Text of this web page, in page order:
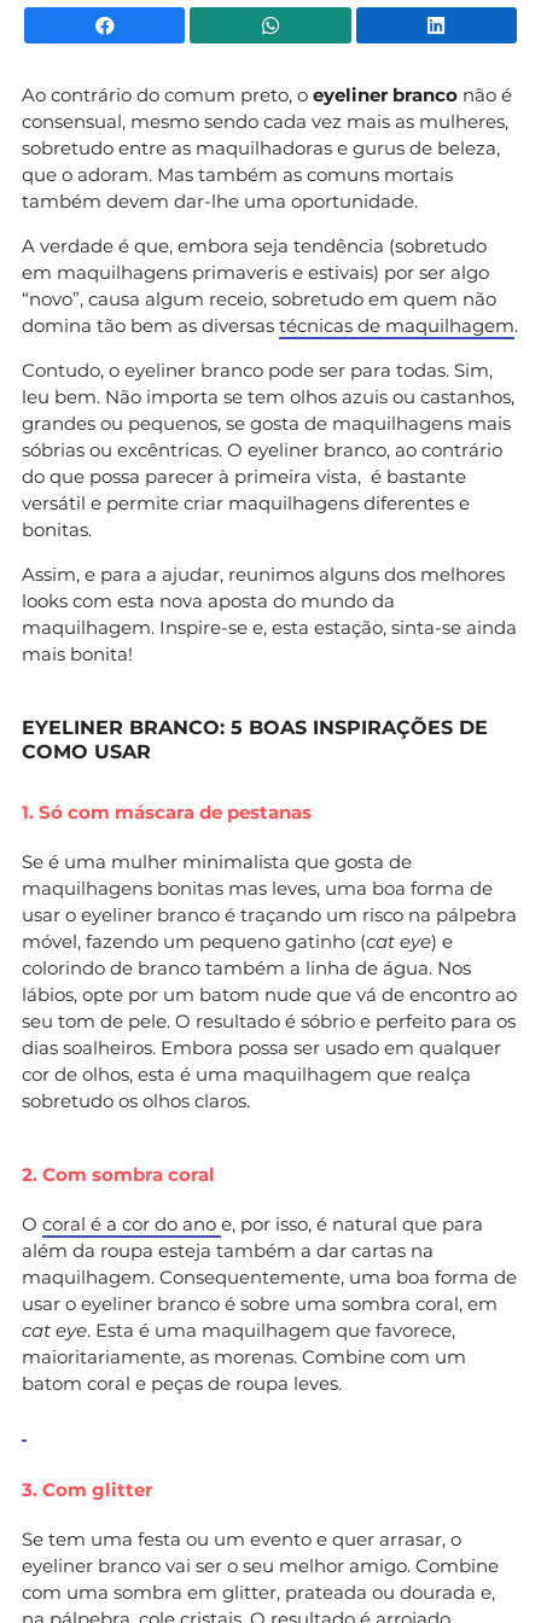
Facebook WhatsApp
Ao contrário do comum preto, o eyeliner branco não é
consensual, mesmo sendo cada vez mais as mulheres,
sobretudo entre as maquilhadoras e gurus de beleza,
que o adoram. Mas também as comuns mortais
também devem dar-lhe uma oportunidade.
A verdade é que, embora seja tendência (sobretudo
em maquilhagens primaveris e estivais) por ser algo
“novo”, causa algum receio, sobretudo em quem não
domina tão bem as diversas técnicas de maquilhagem.
Contudo, o eyeliner branco pode ser para todas. Sim,
leu bem. Não importa se tem olhos azuis ou castanhos,
grandes ou pequenos, se gosta de maquilhagens mais
sóbrias ou excêntricas. O eyeliner branco, ao contrário
do que possa parecer à primeira vista, é bastante
versátil e permite criar maquilhagens diferentes e
bonitas.
Assim, e para a ajudar, reunimos alguns dos melhores
looks com esta nova aposta do mundo da
maquilhagem. Inspire-se e, esta estação, sinta-se ainda
mais bonita!
EYELINER BRANCO: 5 BOAS INSPIRAÇÕES DE
COMO USAR
1. Só com máscara de pestanas
Se é uma mulher minimalista que gosta de
maquilhagens bonitas mas leves, uma boa forma de
usar o eyeliner branco é traçando um risco na pálpebra
móvel, fazendo um pequeno gatinho (cat eye) e
colorindo de branco também a linha de água. Nos
lábios, opte por um batom nude que vá de encontro ao
seu tom de pele. O resultado é sóbrio e perfeito para os
dias soalheiros. Embora possa ser usado em qualquer
cor de olhos, esta é uma maquilhagem que realça
sobretudo os olhos claros.
2. Com sombra coral
O coral é a cor do ano e, por isso, é natural que para
além da roupa esteja também a dar cartas na
maquilhagem. Consequentemente, uma boa forma de
usar o eyeliner branco é sobre uma sombra coral, em
cat eye. Esta é uma maquilhagem que favorece,
maioritariamente, as morenas. Combine com um
batom coral e peças de roupa leves.
3. Com glitter
Se tem uma festa ou um evento e quer arrasar, o
eyeliner branco vai ser o seu melhor amigo. Combine
com uma sombra em glitter, prateada ou dourada e,
na pálpebra, cole cristais. O resultado é arrojado,